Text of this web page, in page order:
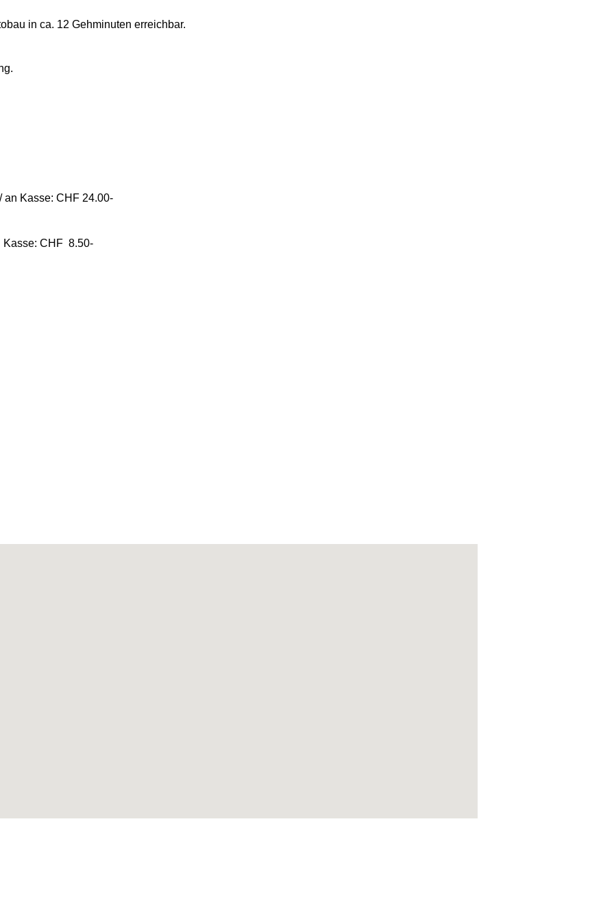
in ca. 12 Gehminuten erreichbar.
an Kasse: CHF 24.00-
Kasse: CHF 8.50-